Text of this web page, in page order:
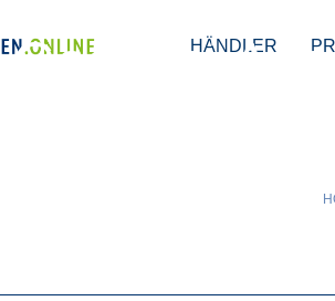
HÄNDLER
bei